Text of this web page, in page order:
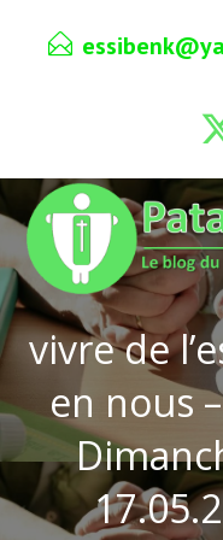
vivre de
en nous